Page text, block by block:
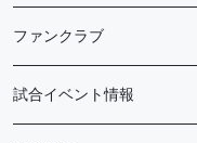
ファンクラブ
試合イベント情報